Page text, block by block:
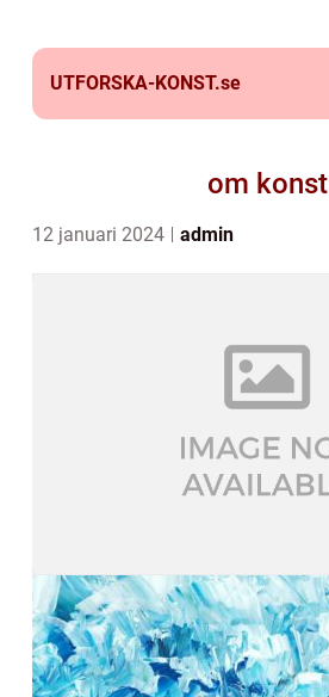
UTFORSKA-KONST.se
om konst
12 januari 2024 admin